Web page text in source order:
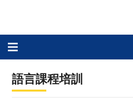
語言課程培訓